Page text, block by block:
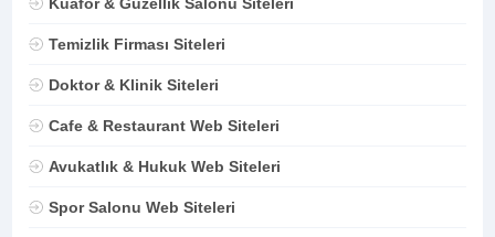
Temizlik Firması Siteleri
Doktor & Klinik Siteleri
Cafe & Restaurant Web Siteleri
Avukatlık & Hukuk Web Siteleri
Spor Salonu Web Siteleri